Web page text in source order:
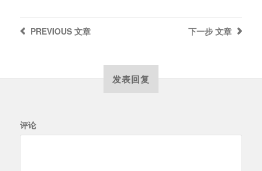
下一步 文章
PREVIOUS文章
发表回复
评论